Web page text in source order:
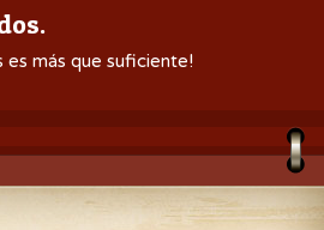
es más que suficiente!